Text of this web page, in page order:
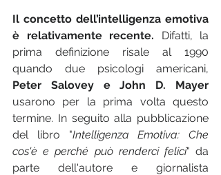
Il concetto dell’intelligenza emotiva
è relativamente recente. Difatti, la
prima definizione risale al 1990
Peter Salovey e John D. Mayer
usarono per la prima volta questo
termine. In seguito alla pubblicazione
del libro "Intelligenza Emotiva: Che
cos'è e perché può renderci felici" da
parte dell'autore e giornalista